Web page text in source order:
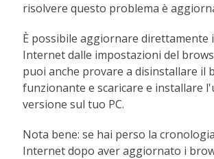
risolvere questo problema è
È possibile aggiornare direttamente
Internet dalle impostazioni del
puoi anche provare a disinstallare il
funzionante e scaricare e installare
versione sul tuo PC.
Nota bene: se hai perso la
Internet dopo aver aggiornato i